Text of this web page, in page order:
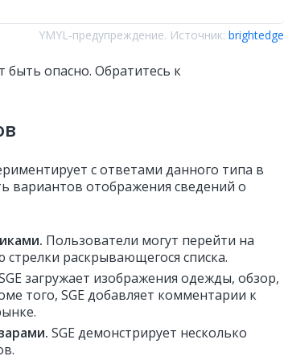
YMYL‑предупреждение. Источник: brightedge
быть опасно. Обратитесь к
с ответами данного типа в
вариантов отображения сведений о
Пользователи могут перейти на
раскрывающегося списка.
загружает изображения одежды, обзор,
того, SGE добавляет комментарии к
SGE демонстрирует несколько